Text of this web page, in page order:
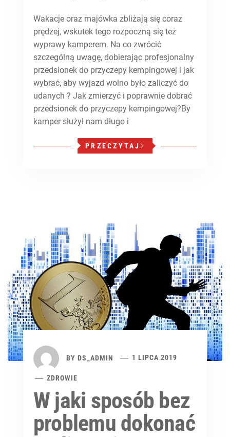
Wakacje oraz majówka zbliżają się coraz
prędzej, wskutek tego rozpoczną się też
wyprawy kamperem. Na co zwrócić
szczególną uwagę, dobierając profesjonalny
przedsionek do przyczepy kempingowej i jak
wybrać, aby wyjazd wolno było zaliczyć do
udanych ? Jak zmierzyć i poprawnie dobrać
przedsionek do przyczepy kempingowej?By
kamper służył nam długo i
PRZECZYTAJ
BY DS_ADMIN 1 LIPCA 2019
ZDROWIE
W jaki sposób bez
problemu dokonać